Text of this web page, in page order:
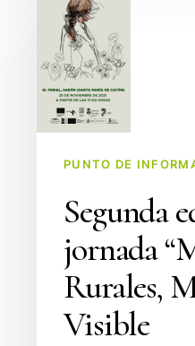
jornada
“Mujeres
Rurales,
VisiblePUNTO DE
Segunda
jornada
Rurales,
Visible